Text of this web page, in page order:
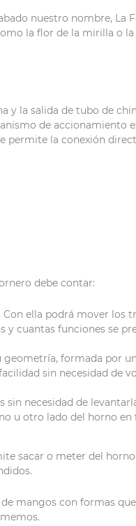
nuestro nombre, La
la flor de la mirilla o
y la salida de tubo de
de accionamiento
permite la conexión
debe contar:
Con ella podrá mover los
cuantas funciones se
geometría, formada por
sin necesidad de
sin necesidad de
u otro lado del horno en
sacar o meter del
mangos con formas